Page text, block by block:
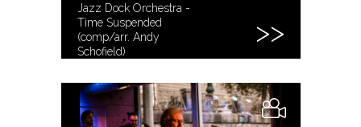
Jazz Dock Orchestra -
Time Suspended
(comp/arr. Andy
Schofield)